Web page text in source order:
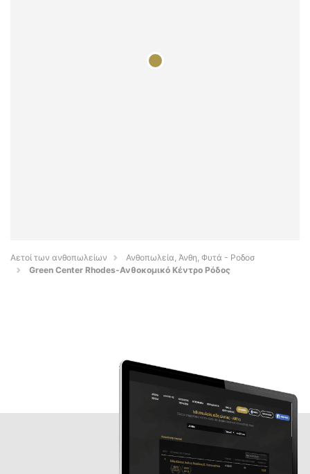
Αετοί των ανθοπωλείων
Ανθοπωλεία, Άνθη, Φυτά - Ροδοσ
Green Center Rhodes-Ανθοκομικό Κέντρο Ρόδος